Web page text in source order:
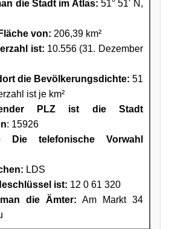
die Stadt im Atlas: 51° 51' N,
von: 206,39 km²
ist: 10.556 (31. Dezember
die Bevölkerungsdichte: 51
ist je km²
PLZ ist die Stadt
: 15926
Die telefonische Vorwahl
LDS
ist: 12 0 61 320
die Ämter: Am Markt 34